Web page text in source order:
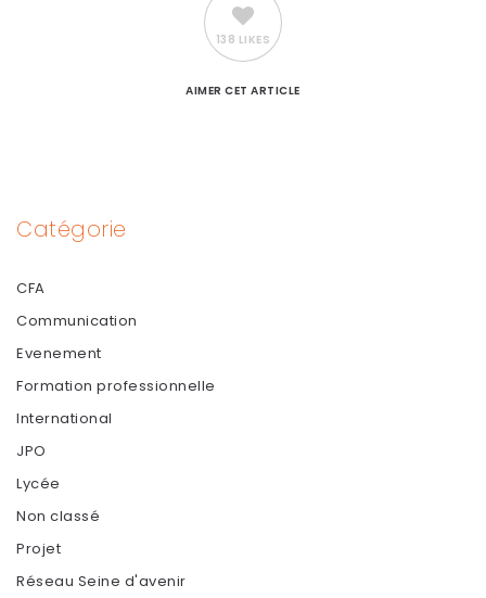
138 LIKES
AIMER CET ARTICLE
Catégorie
CFA
Communication
Evenement
Formation professionnelle
International
JPO
Lycée
Non classé
Projet
Réseau Seine d'avenir